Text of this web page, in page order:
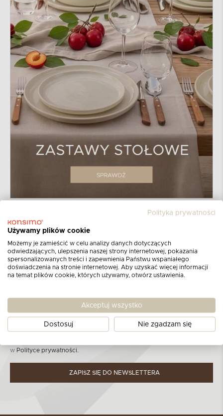
Otrzymuj informacje o najnowszychproduktach,
promocjach i katalogach!
w Polityce prywatności.
ZAPISZ SIĘ DO NEWSLETTERA
Polityka prywatności
Używamy plików cookie
Możemy je zamieścić w celu analizy danych dotyczących
odwiedzających, ulepszenia naszej strony internetowej, pokazania
spersonalizowanych treści i zapewnienia Państwu wspaniałego
doświadczenia na stronie internetowej. Aby uzyskać więcej informacji
na temat plików cookie, których używamy, otwórz ustawienia.
Akceptuj wszystko
Dostosuj Nie zgadzam się